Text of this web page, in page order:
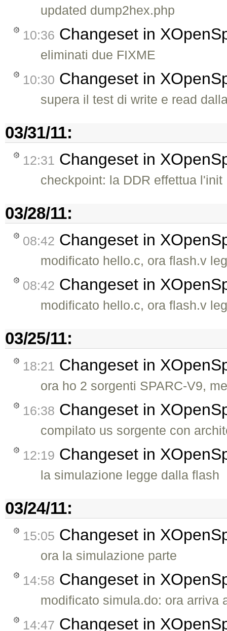
updated dump2hex.php
10:36 Changeset in
eliminati due FIXME
10:30 Changeset in
supera il test di write e read
03/31/11:
12:31 Changeset in
checkpoint: la DDR effettua l'init
03/28/11:
08:42 Changeset in
modificato hello.c, ora flash.v
08:42 Changeset in
modificato hello.c, ora flash.v
03/25/11:
18:21 Changeset in
ora ho 2 sorgenti SPARC-V9,
16:38 Changeset in
compilato us sorgente con
12:19 Changeset in
la simulazione legge dalla flash
03/24/11:
15:05 Changeset in
ora la simulazione parte
14:58 Changeset in
modificato simula.do: ora arriva
14:47 Changeset in